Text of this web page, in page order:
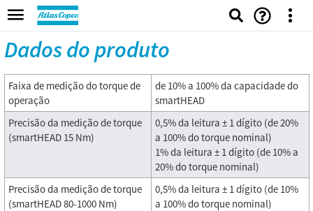
Dados do produto
Faixa de medição do torque de
operação
de 10% a 100% da capacidade do
smartHEAD
Precisão da medição de torque
(smartHEAD 15 Nm)
0,5% da leitura ± 1 dígito (de 20%
a 100% do torque nominal)
1% da leitura ± 1 dígito (de 10% a
20% do torque nominal)
Precisão da medição de torque
(smartHEAD 80-1000 Nm)
0,5% da leitura ± 1 dígito (de 10%
a 100% do torque nominal)